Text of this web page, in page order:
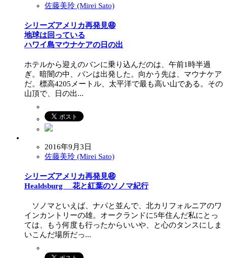
佐藤美玲 (Mirei Sato)
シリーズアメリカ再発見㊽
地球は回っている
ハワイ島マウナケアの日の出
ホテルから迎えのバンに乗り込んだのは、午前1時半過
ぎ。暗闇の中、バンは出発した。向かう先は、マウナケア
だ。標高4205メートル、太平洋で最も高い山である。その
山頂で、日の出...
2016年9月3日
佐藤美玲 (Mirei Sato)
シリーズアメリカ再発見㊻
Healdsburg 花と紅葉のソノマ紀行
ソノマといえば、ナパと並んで、北カリフォルニアのワ
インカントリーの雄。オークランドに5年住んだ私にとっ
ては、もう何度も行ったからいいや、と心のタンスにしま
いこんだ場所だっ...